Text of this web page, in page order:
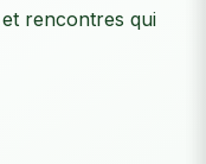
rencontres qui